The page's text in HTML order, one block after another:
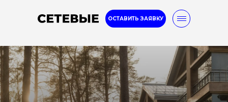
ОСТАВИТЬ ЗАЯВКУ
8-800-777-32-96
Internet marketing